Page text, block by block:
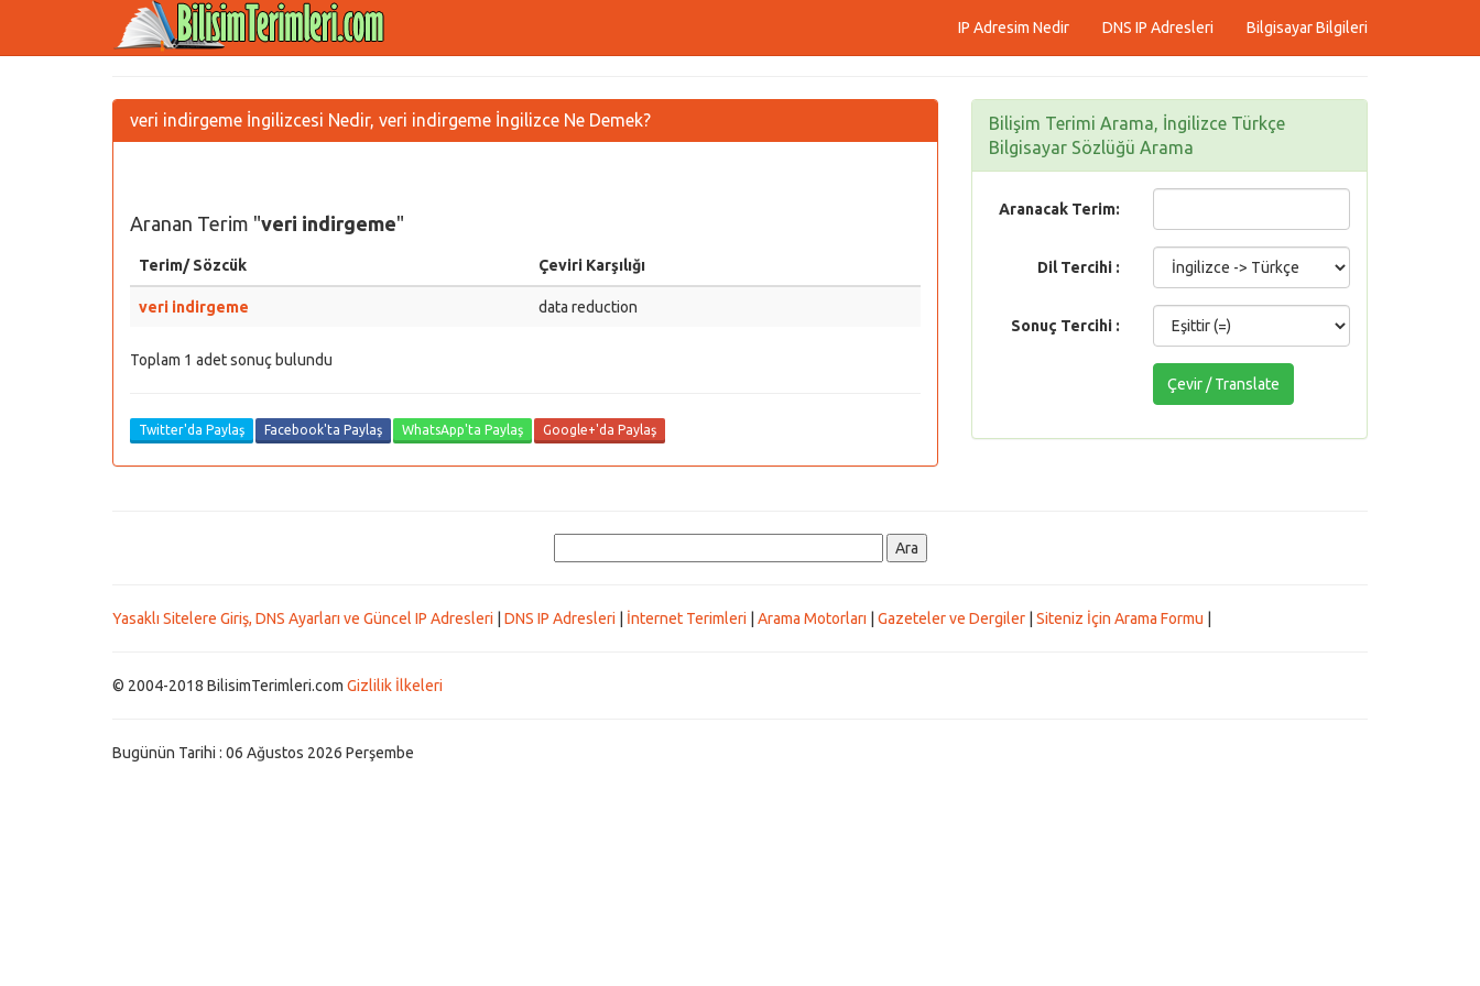
IP Adresim Nedir DNS IP Adresleri Bilgisayar Bilgileri
veri indirgeme İngilizcesi Nedir, veri indirgeme İngilizce Ne Demek?
Aranan Terim "veri indirgeme"
Terim/ Sözcük Çeviri Karşılığı
veri indirgeme data reduction
Toplam 1 adet sonuç bulundu
Twitter'da Paylaş Facebook'ta Paylaş WhatsApp'ta Paylaş Google+'da Paylaş
Bilişim Terimi Arama, İngilizce Türkçe
Bilgisayar Sözlüğü Arama
Aranacak Terim:
Dil Tercihi :
Sonuç Tercihi :
Yasaklı Sitelere Giriş, DNS Ayarları ve Güncel IP Adresleri DNS IP Adresleri İnternet Terimleri Arama Motorları Gazeteler ve Dergiler Siteniz İçin Arama Formu
© 2004-2018 BilisimTerimleri.com Gizlilik İlkeleri
Bugünün Tarihi : 06 Ağustos 2026 Perşembe